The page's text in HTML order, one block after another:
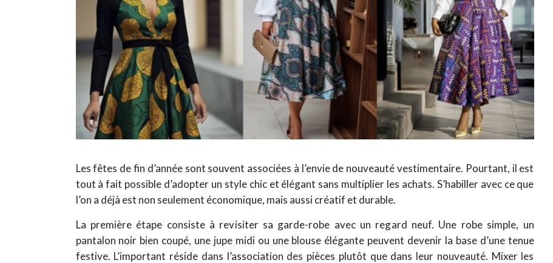
Les fêtes de fin d’année sont souvent associées à l’envie de nouveauté vestimentaire. Pourtant, il est
tout à fait possible d’adopter un style chic et élégant sans multiplier les achats. S’habiller avec ce que
l’on a déjà est non seulement économique, mais aussi créatif et durable.
La première étape consiste à revisiter sa garde-robe avec un regard neuf. Une robe simple, un
pantalon noir bien coupé, une jupe midi ou une blouse élégante peuvent devenir la base d’une tenue
festive. L’important réside dans l’association des pièces plutôt que dans leur nouveauté. Mixer les